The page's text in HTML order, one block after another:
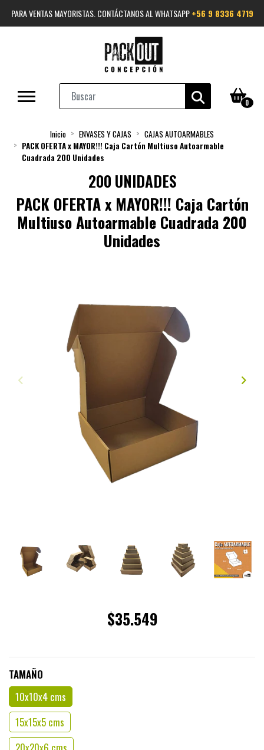
PARA VENTAS MAYORISTAS. CONTÁCTANOS AL WHATSAPP+56 9 8336 4719
0
Inicio ENVASES Y CAJAS
CAJAS AUTOARMABLES
PACK OFERTA x MAYOR!!! Caja Cartón Multiuso Autoarmable
Cuadrada 200 Unidades
200 UNIDADES
PACK OFERTA x MAYOR!!! Caja Cartón
Multiuso Autoarmable Cuadrada 200
Unidades
$35.549
TAMAÑO
10x10x4 cms
15x15x5 cms